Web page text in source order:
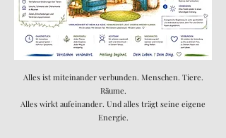
Alles ist miteinander verbunden. Menschen. Tiere.
Räume.
Alles wirkt aufeinander. Und alles trägt seine eigene
Energie.